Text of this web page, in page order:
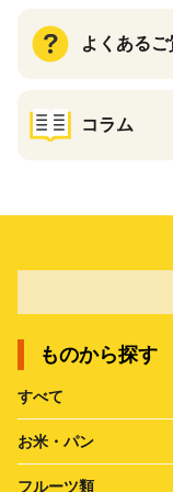
よくあるご
コラム
ものから探す
すべて
お米・パン
フルーツ類